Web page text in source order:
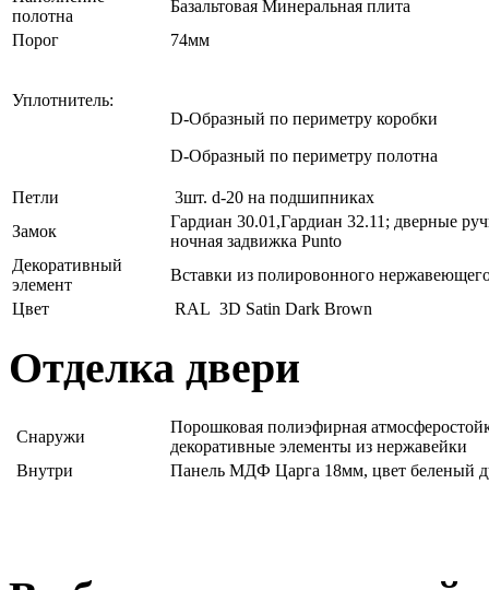
полотна
Базальтовая Минеральная плита
Порог
74мм
Уплотнитель:
D-Образный по периметру коробки
D-Образный по периметру полотна
Петли
3шт. d-20 на подшипниках
Замок
Гардиан 30.01,Гардиан 32.11; дверные
ночная задвижка Punto
Декоративный
элемент
Вставки из полировонного
Цвет
RAL 3D Satin Dark Brown
Отделка двери
Снаружи
Порошковая полиэфирная
декоративные элементы из нержавейки
Внутри
Панель МДФ Царга 18мм, цвет беленый